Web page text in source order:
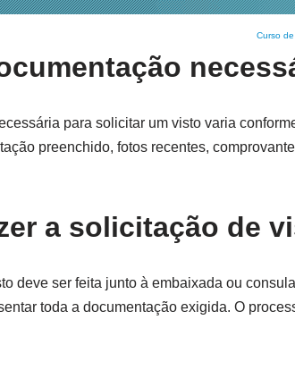
Curso
para solicitar um visto varia
preenchido, fotos recentes,
a solicitação de
deve ser feita junto à embaixada ou
toda a documentação exigida. O